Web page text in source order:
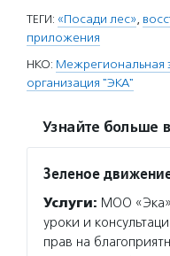
ТЕГИ: «Посади лес»,
приложения
НКО: Межрегиональная
организация "ЭКА"
Узнайте больше
Зеленое
Услуги: МОО «Эка»
уроки и
прав на